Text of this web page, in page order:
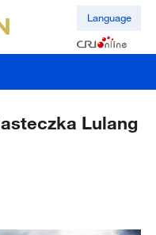
Language
Lulang